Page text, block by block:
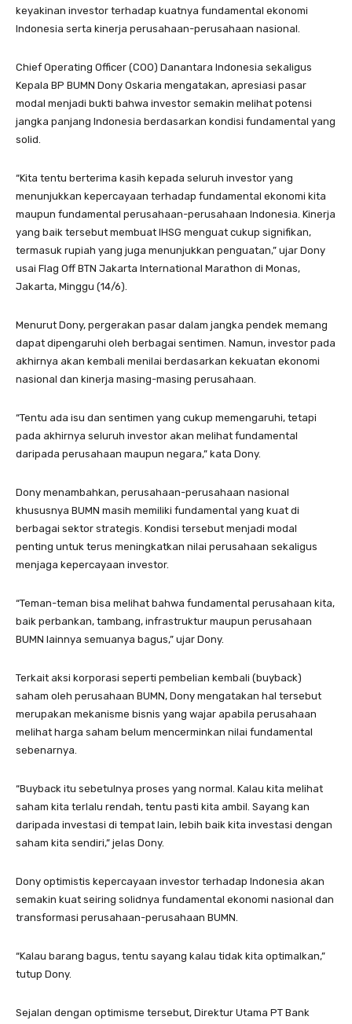
keyakinan investor terhadap kuatnya fundamental ekonomi
Indonesia serta kinerja perusahaan-perusahaan nasional.
Chief Operating Officer (COO) Danantara Indonesia sekaligus
Kepala BP BUMN Dony Oskaria mengatakan, apresiasi pasar
modal menjadi bukti bahwa investor semakin melihat potensi
jangka panjang Indonesia berdasarkan kondisi fundamental yang
solid.
“Kita tentu berterima kasih kepada seluruh investor yang
menunjukkan kepercayaan terhadap fundamental ekonomi kita
maupun fundamental perusahaan-perusahaan Indonesia. Kinerja
yang baik tersebut membuat IHSG menguat cukup signifikan,
termasuk rupiah yang juga menunjukkan penguatan,” ujar Dony
usai Flag Off BTN Jakarta International Marathon di Monas,
Jakarta, Minggu (14/6).
Menurut Dony, pergerakan pasar dalam jangka pendek memang
dapat dipengaruhi oleh berbagai sentimen. Namun, investor pada
akhirnya akan kembali menilai berdasarkan kekuatan ekonomi
nasional dan kinerja masing-masing perusahaan.
“Tentu ada isu dan sentimen yang cukup memengaruhi, tetapi
pada akhirnya seluruh investor akan melihat fundamental
daripada perusahaan maupun negara,” kata Dony.
Dony menambahkan, perusahaan-perusahaan nasional
khususnya BUMN masih memiliki fundamental yang kuat di
berbagai sektor strategis. Kondisi tersebut menjadi modal
penting untuk terus meningkatkan nilai perusahaan sekaligus
menjaga kepercayaan investor.
“Teman-teman bisa melihat bahwa fundamental perusahaan kita,
baik perbankan, tambang, infrastruktur maupun perusahaan
BUMN lainnya semuanya bagus,” ujar Dony.
Terkait aksi korporasi seperti pembelian kembali (buyback)
saham oleh perusahaan BUMN, Dony mengatakan hal tersebut
merupakan mekanisme bisnis yang wajar apabila perusahaan
melihat harga saham belum mencerminkan nilai fundamental
sebenarnya.
“Buyback itu sebetulnya proses yang normal. Kalau kita melihat
saham kita terlalu rendah, tentu pasti kita ambil. Sayang kan
daripada investasi di tempat lain, lebih baik kita investasi dengan
saham kita sendiri,” jelas Dony.
Dony optimistis kepercayaan investor terhadap Indonesia akan
semakin kuat seiring solidnya fundamental ekonomi nasional dan
transformasi perusahaan-perusahaan BUMN.
“Kalau barang bagus, tentu sayang kalau tidak kita optimalkan,”
tutup Dony.
Sejalan dengan optimisme tersebut, Direktur Utama PT Bank